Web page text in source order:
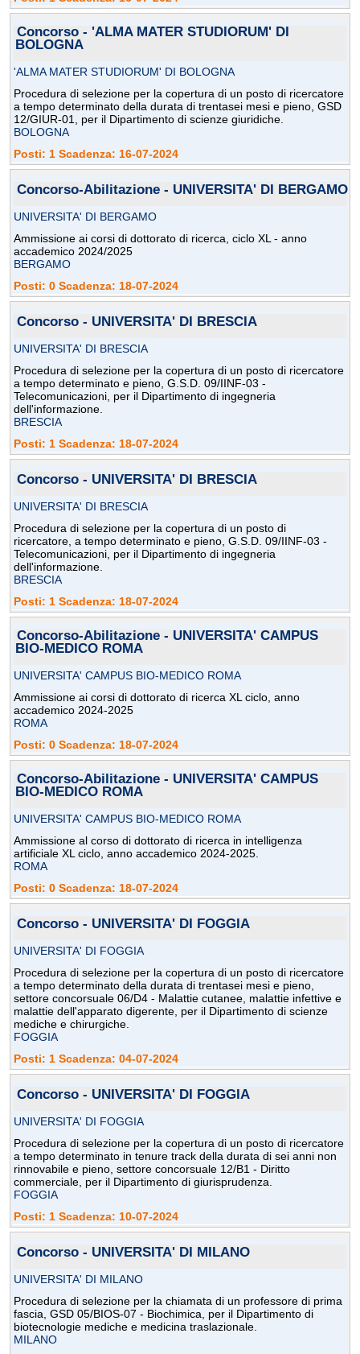
Concorso - 'ALMA MATER STUDIORUM' DI
BOLOGNA
'ALMA MATER STUDIORUM' DI BOLOGNA
Procedura di selezione per la copertura di un posto di ricercatore
a tempo determinato della durata di trentasei mesi e pieno, GSD
12/GIUR-01, per il Dipartimento di scienze giuridiche.
BOLOGNA
Posti: 1 Scadenza: 16-07-2024
Concorso-Abilitazione - UNIVERSITA' DI BERGAMO
UNIVERSITA' DI BERGAMO
Ammissione ai corsi di dottorato di ricerca, ciclo XL - anno
accademico 2024/2025
BERGAMO
Posti: 0 Scadenza: 18-07-2024
Concorso - UNIVERSITA' DI BRESCIA
UNIVERSITA' DI BRESCIA
Procedura di selezione per la copertura di un posto di ricercatore
a tempo determinato e pieno, G.S.D. 09/IINF-03 -
Telecomunicazioni, per il Dipartimento di ingegneria
dell'informazione.
BRESCIA
Posti: 1 Scadenza: 18-07-2024
Concorso - UNIVERSITA' DI BRESCIA
UNIVERSITA' DI BRESCIA
Procedura di selezione per la copertura di un posto di
ricercatore, a tempo determinato e pieno, G.S.D. 09/IINF-03 -
Telecomunicazioni, per il Dipartimento di ingegneria
dell'informazione.
BRESCIA
Posti: 1 Scadenza: 18-07-2024
Concorso-Abilitazione - UNIVERSITA' CAMPUS
BIO-MEDICO ROMA
UNIVERSITA' CAMPUS BIO-MEDICO ROMA
Ammissione ai corsi di dottorato di ricerca XL ciclo, anno
accademico 2024-2025
ROMA
Posti: 0 Scadenza: 18-07-2024
Concorso-Abilitazione - UNIVERSITA' CAMPUS
BIO-MEDICO ROMA
UNIVERSITA' CAMPUS BIO-MEDICO ROMA
Ammissione al corso di dottorato di ricerca in intelligenza
artificiale XL ciclo, anno accademico 2024-2025.
ROMA
Posti: 0 Scadenza: 18-07-2024
Concorso - UNIVERSITA' DI FOGGIA
UNIVERSITA' DI FOGGIA
Procedura di selezione per la copertura di un posto di ricercatore
a tempo determinato della durata di trentasei mesi e pieno,
settore concorsuale 06/D4 - Malattie cutanee, malattie infettive e
malattie dell'apparato digerente, per il Dipartimento di scienze
mediche e chirurgiche.
FOGGIA
Posti: 1 Scadenza: 04-07-2024
Concorso - UNIVERSITA' DI FOGGIA
UNIVERSITA' DI FOGGIA
Procedura di selezione per la copertura di un posto di ricercatore
a tempo determinato in tenure track della durata di sei anni non
rinnovabile e pieno, settore concorsuale 12/B1 - Diritto
commerciale, per il Dipartimento di giurisprudenza.
FOGGIA
Posti: 1 Scadenza: 10-07-2024
Concorso - UNIVERSITA' DI MILANO
UNIVERSITA' DI MILANO
Procedura di selezione per la chiamata di un professore di prima
fascia, GSD 05/BIOS-07 - Biochimica, per il Dipartimento di
biotecnologie mediche e medicina traslazionale.
MILANO